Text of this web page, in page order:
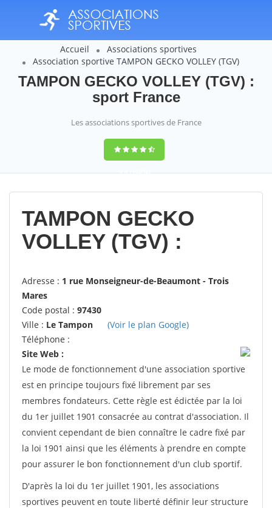
Accueil
Associations sportives
Association sportive TAMPON GECKO VOLLEY (TGV)
TAMPON GECKO VOLLEY (TGV) :
sport France
Les associations sportives de France
9,4(100%)
14358votes
TAMPON GECKO
VOLLEY (TGV) :
Adresse : 1 rue Monseigneur-de-Beaumont - Trois
Mares
Code postal : 97430
Ville : Le Tampon
(Voir le plan Google)
Téléphone :
Site Web :
Le mode de fonctionnement d'une association sportive
est en principe toujours fixé librement par ses
membres fondateurs. Cette règle est édictée par la loi
du 1er juillet 1901 consacrée au contrat d'association. Il
convient cependant de bien connaître le cadre fixé par
la loi 1901 ainsi que les éléments à prendre en compte
pour assurer le bon fonctionnement d'un club sportif.
D'après la loi du 1er juillet 1901, les associations
sportives peuvent en toute liberté définir leur structure